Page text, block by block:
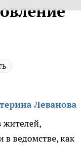
Леванова
жителей,
в ведомстве, как